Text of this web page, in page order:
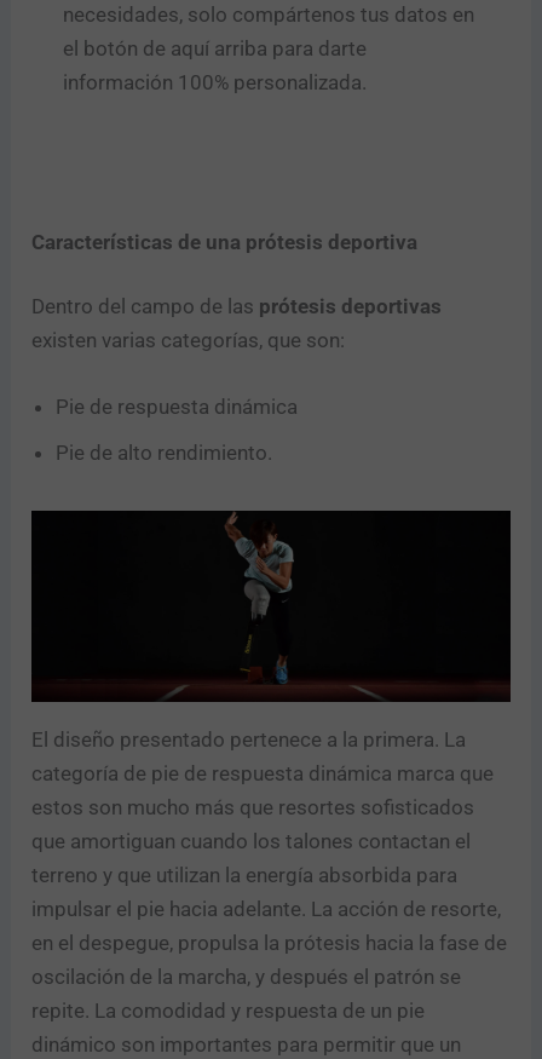
necesidades, solo compártenos tus datos en
el botón de aquí arriba para darte
información 100% personalizada.
Características de una prótesis deportiva
Dentro del campo de las prótesis deportivas
existen varias categorías, que son:
Pie de respuesta dinámica
Pie de alto rendimiento.
El diseño presentado pertenece a la primera. La
categoría de pie de respuesta dinámica marca que
estos son mucho más que resortes sofisticados
que amortiguan cuando los talones contactan el
terreno y que utilizan la energía absorbida para
impulsar el pie hacia adelante. La acción de resorte,
en el despegue, propulsa la prótesis hacia la fase de
oscilación de la marcha, y después el patrón se
repite. La comodidad y respuesta de un pie
dinámico son importantes para permitir que un